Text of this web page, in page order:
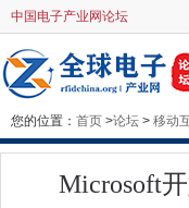
中国电子产业网论坛
您的位置： 首页 >论坛 > 移动
Microsoft